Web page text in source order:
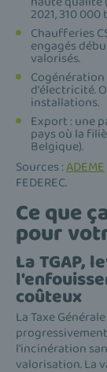
2021, 310
Chaufferies
engagés
valorisés.
d'électricité.
installations.
Export : une
pays où la
Belgique).
Sources :ADEME
FEDEREC.
Ce que
pour
La TGAP,
coûteux
La Taxe
l'incinération
valorisation. La